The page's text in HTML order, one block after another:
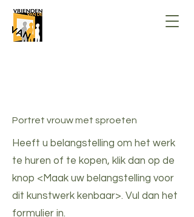
Portret vrouw met sproeten
Heeft u belangstelling om het werk
te huren of te kopen, klik dan op de
knop <Maak uw belangstelling voor
dit kunstwerk kenbaar>. Vul dan het
formulier in.